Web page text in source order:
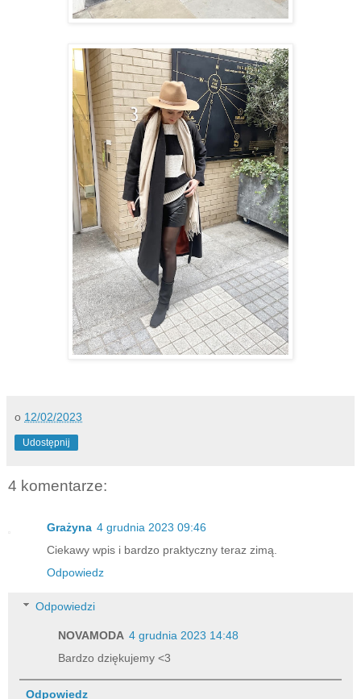
o 12/02/2023
Udostępnij
4 komentarze:
Grażyna 4 grudnia 2023 09:46
Ciekawy wpis i bardzo praktyczny teraz zimą.
Odpowiedz
Odpowiedzi
NOVAMODA 4 grudnia 2023 14:48
Bardzo dziękujemy <3
Odpowiedz